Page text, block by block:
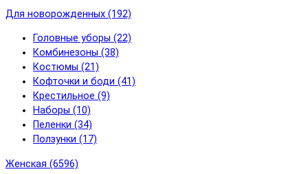
Для новорожденных (192)
Головные уборы (22)
Комбинезоны (38)
Костюмы (21)
Кофточки и боди (41)
Крестильное (9)
Наборы (10)
Пеленки (34)
Ползунки (17)
Женская (6596)